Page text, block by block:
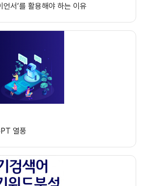
언서’를 활용해야 하는 이유
열풍